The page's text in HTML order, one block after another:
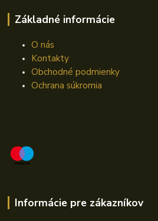
Základné informácie
O nás
Kontakty
Obchodné podmienky
Ochrana súkromia
Informácie pre zákazníkov